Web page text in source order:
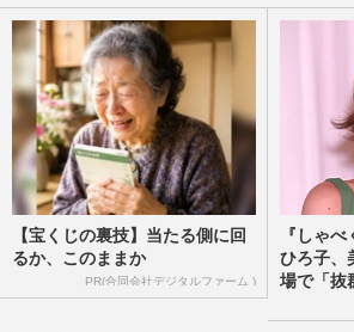
【宝くじの裏技】当たる側に回
るか、このままか
PR(合同会社デジタルファーム )
『しゃ
ひろ子、
場で「抜